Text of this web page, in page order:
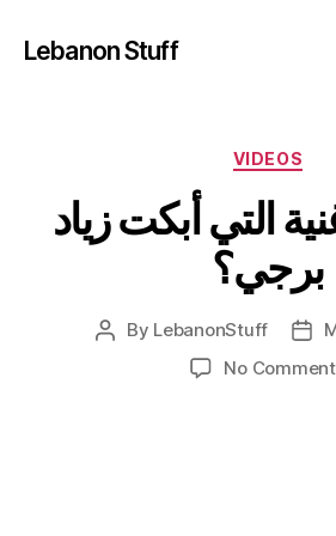
Lebanon Stuff
VIDEOS
التي أبكت زياد
برجي؟
Post
By LebanonStuff
No